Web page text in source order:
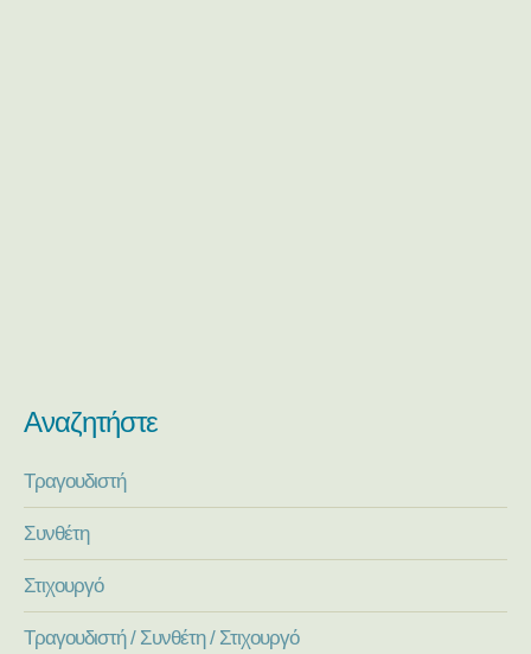
Αναζητήστε
Τραγουδιστή
Συνθέτη
Στιχουργό
Τραγουδιστή / Συνθέτη / Στιχουργό